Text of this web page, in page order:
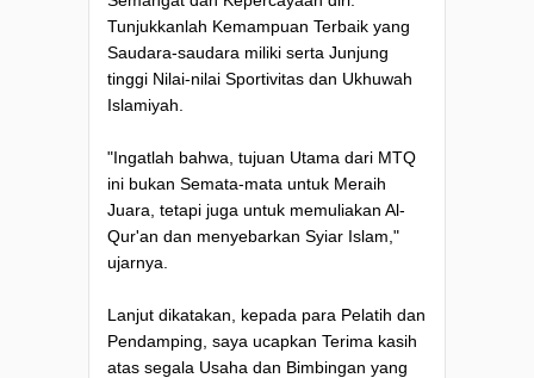
Tunjukkanlah Kemampuan Terbaik yang
Saudara-saudara miliki serta Junjung
tinggi Nilai-nilai Sportivitas dan Ukhuwah
Islamiyah.
"Ingatlah bahwa, tujuan Utama dari MTQ
ini bukan Semata-mata untuk Meraih
Juara, tetapi juga untuk memuliakan Al-
Qur'an dan menyebarkan Syiar Islam,"
ujarnya.
Lanjut dikatakan, kepada para Pelatih dan
Pendamping, saya ucapkan Terima kasih
atas segala Usaha dan Bimbingan yang